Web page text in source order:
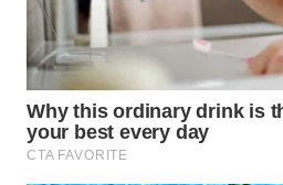
WN
PADANG
LAWAS
WN
SUMEDANG